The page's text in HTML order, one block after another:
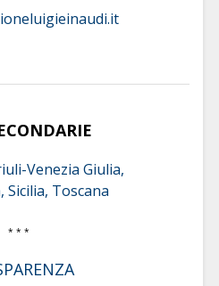
Venezia Giulia,
Sicilia, Toscana
* * *